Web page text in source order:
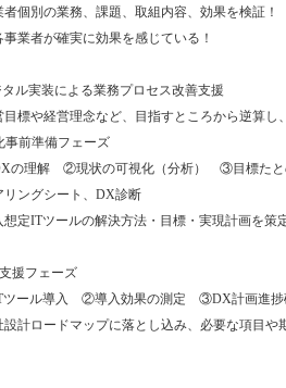
個別の業務、課題、取組内容、効果を検証！
業者が確実に効果を感じている！
ル実装による業務プロセス改善支援
標や経営理念など、目指すところから逆算し
事前準備フェーズ
理解 ②現状の可視化（分析） ③目標た
ングシート、DX診断
定ITツールの解決方法・目標・実現計画を策
援フェーズ
ール導入 ②導入効果の測定 ③DX計画進捗
計ロードマップに落とし込み、必要な項目や